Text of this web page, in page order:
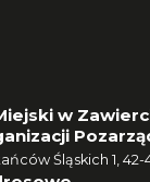
w
Śląskich 1,